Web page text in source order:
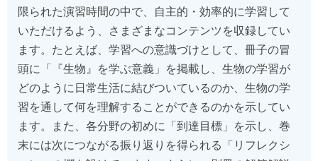
限られた演習時間の中で、自主的・効率的に学習して
いただけるよう、さまざまなコンテンツを収録してい
ます。たとえば、学習への意識づけとして、冊子の冒
頭に「『生物』を学ぶ意義」を掲載し、生物の学習が
どのように日常生活に結びついているのか、生物の学
習を通して何を理解することができるのかを示してい
ます。また、各分野の初めに「到達目標」を示し、巻
末には次につながる振り返りを得られる「リフレクシ